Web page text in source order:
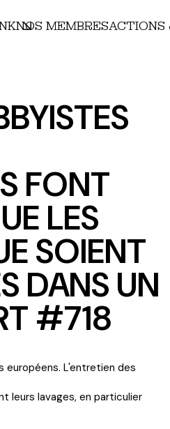
NOS MEMBRESACTIONS
FONT
LES
SOIENT
DANS UN
#718
européens. L'entretien des
leurs lavages, en particulier